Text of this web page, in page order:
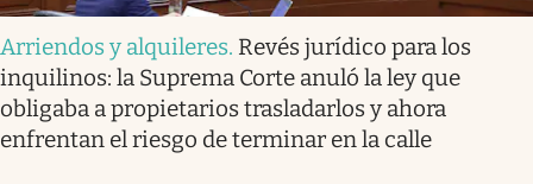
Arriendos y alquileres. Revés jurídico para los
inquilinos: la Suprema Corte anuló la ley que
obligaba a propietarios trasladarlos y ahora
enfrentan el riesgo de terminar en la calle